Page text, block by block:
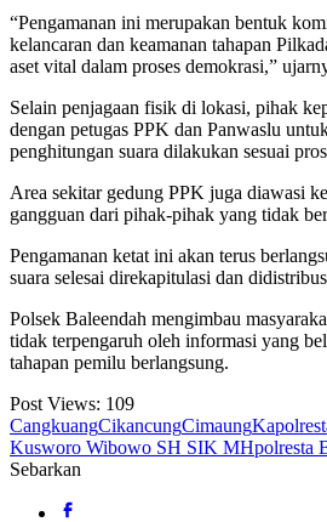
“Pengamanan ini merupakan bentuk
kelancaran dan keamanan tahapan
aset vital dalam proses demokrasi,”
Selain penjagaan fisik di lokasi, pihak
dengan petugas PPK dan Panwaslu
penghitungan suara dilakukan sesuai
Area sekitar gedung PPK juga diawasi
gangguan dari pihak-pihak yang tidak
Pengamanan ketat ini akan terus
suara selesai direkapitulasi dan
Polsek Baleendah mengimbau
tidak terpengaruh oleh informasi yang
tahapan pemilu berlangsung.
Post Views: 109
CangkuangCikancungCimaung
Kusworo Wibowo SH SIK MHpolresta
Sebarkan